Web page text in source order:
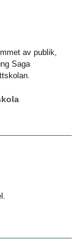
av publik,
Saga